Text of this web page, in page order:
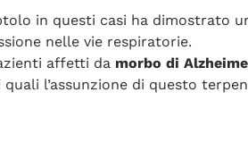
in questi casi ha dimostrato
nelle vie respiratorie.
affetti da morbo di
l’assunzione di questo